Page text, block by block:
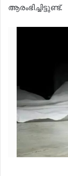
ആരംഭിച്ചിട്ടുണ്ട്.